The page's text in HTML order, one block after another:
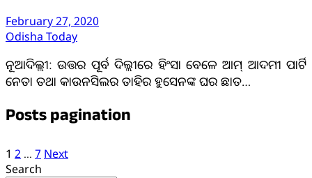
February 27, 2020
Odisha Today
ନୂଆଦିଲ୍ଲୀ: ଉତ୍ତର ପୂର୍ବ ଦିଲ୍ଲୀରେ ହିଂସା ବେଳେ ଆମ୍ ଆଦମୀ ପାର୍ଟି
ନେତା ତଥା କାଉନସିଲର ତାହିର ହୁସେନଙ୍କ ଘର ଛାତ…
Posts pagination
1 2 … 7 Next
Search